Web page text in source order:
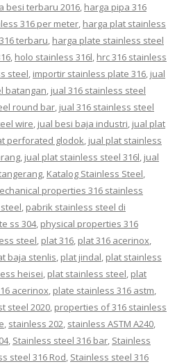
besi terbaru 2016, harga pipa 316
316 per meter, harga plat stainless
terbaru, harga plate stainless steel
, holo stainless 316l, hrc 316 stainless
steel, importir stainless plate 316, jual
batangan, jual 316 stainless steel
round bar, jual 316 stainless steel
wire, jual besi baja industri, jual plat
perforated glodok, jual plat stainless
, jual plat stainless steel 316l, jual
, Katalog Stainless Steel,
properties 316 stainless
, pabrik stainless steel di
ss 304, physical properties 316
steel, plat 316, plat 316 acerinox,
baja stenlis, plat jindal, plat stainless
heisei, plat stainless steel, plat
acerinox, plate stainless 316 astm,
steel 2020, properties of 316 stainless
, stainless 202, stainless ASTM A240,
, Stainless steel 316 bar, Stainless
steel 316 Rod, Stainless steel 316